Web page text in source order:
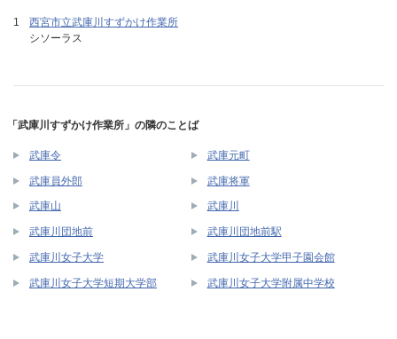
西宮市立武庫川すずかけ作業所
シソーラス
「武庫川すずかけ作業所」の隣のことば
武庫令 武庫元町
武庫員外郎 武庫将軍
武庫山 武庫川
武庫川団地前 武庫川団地前駅
武庫川女子大学 武庫川女子大学甲子園会館
武庫川女子大学短期大学部 武庫川女子大学附属中学校